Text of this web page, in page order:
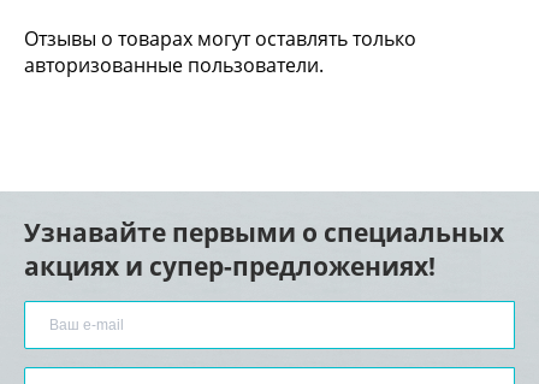
Отзывы о товарах могут оставлять только
авторизованные пользователи.
Узнавайте первыми о специальных
акциях и супер-предложениях!